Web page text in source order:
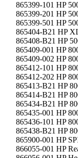
865399-101 HP
865399-201 HP
865399-501 HP
865404-B21 HP
865408-B21 HP
865409-001 HP
865409-002 HP
865412-101 HP
865412-202 HP
865413-B21 HP
865414-B21 HP
865434-B21 HP
865435-001 HP
865436-101 HP
865438-B21 HP
865900-001 HP
866055-001 HP